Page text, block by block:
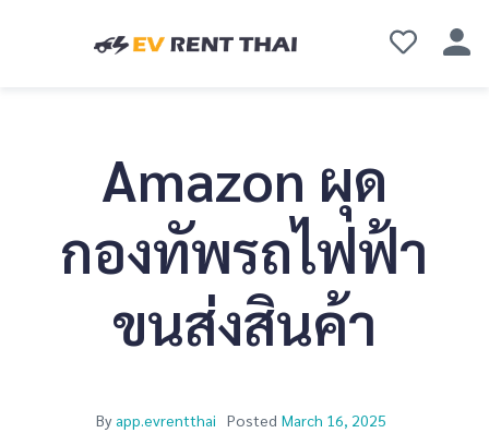
Amazon ผุด
กองทัพรถไฟฟ้า
ขนส่งสินค้า
By app.evrentthai Posted March 16, 2025